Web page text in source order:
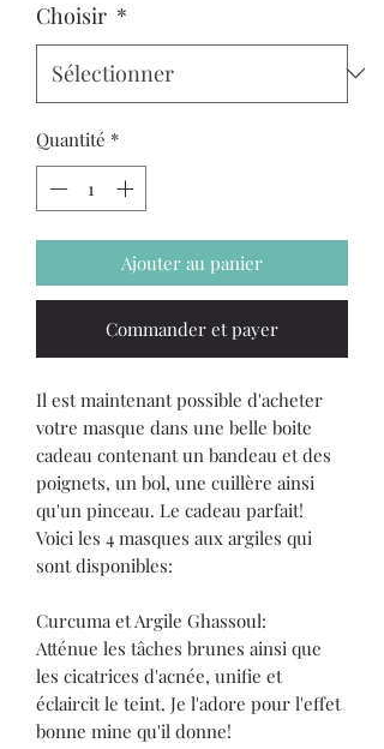
Choisir *
Quantité *
Ajouter au panier
Commander et payer
Il est maintenant possible d'acheter
votre masque dans une belle boite
cadeau contenant un bandeau et des
poignets, un bol, une cuillère ainsi
qu'un pinceau. Le cadeau parfait!
Voici les 4 masques aux argiles qui
sont disponibles:
Curcuma et Argile Ghassoul:
Atténue les tâches brunes ainsi que
les cicatrices d'acnée, unifie et
éclaircit le teint. Je l'adore pour l'effet
bonne mine qu'il donne!